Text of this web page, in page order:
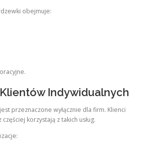
obejmuje:
Indywidualnych
przeznaczone wyłącznie dla firm. Klienci
korzystają z takich usług.